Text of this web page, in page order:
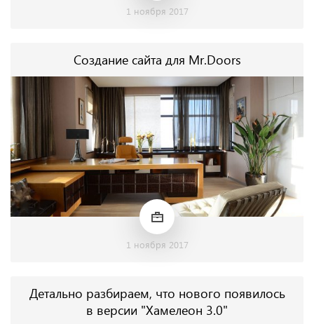
1 ноября 2017
Создание сайта для Mr.Doors
1 ноября 2017
Детально разбираем, что нового появилось
в версии "Хамелеон 3.0"